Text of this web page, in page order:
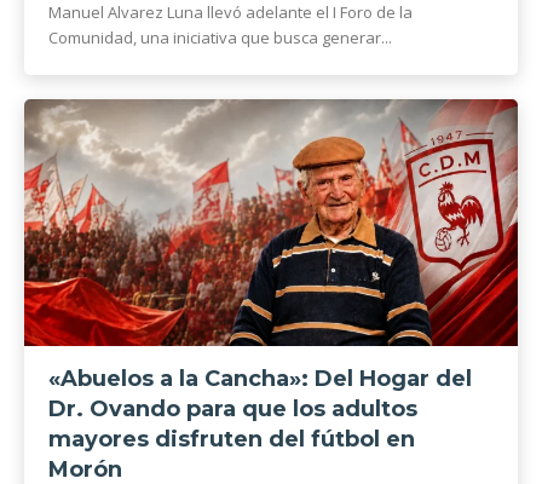
Manuel Alvarez Luna llevó adelante el I Foro de la
Comunidad, una iniciativa que busca generar...
«Abuelos a la Cancha»: Del Hogar del
Dr. Ovando para que los adultos
mayores disfruten del fútbol en
Morón